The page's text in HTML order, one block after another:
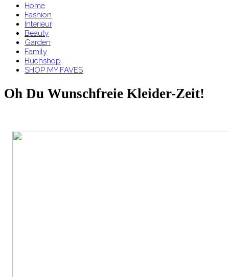
Home
Fashion
Interieur
Beauty
Garden
Family
Buchshop
SHOP MY FAVES
Oh Du Wunschfreie Kleider-Zeit!